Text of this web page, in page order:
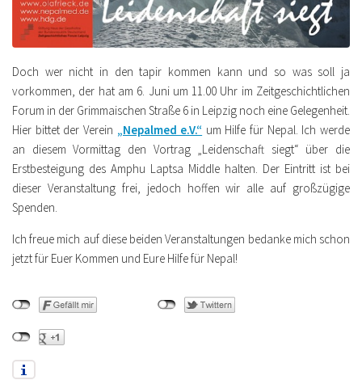
Doch wer nicht in den tapir kommen kann und so was soll ja
vorkommen, der hat am 6. Juni um 11.00 Uhr im Zeitgeschichtlichen
Forum in der Grimmaischen Straße 6 in Leipzig noch eine Gelegenheit.
Hier bittet der Verein „Nepalmed e.V.“ um Hilfe für Nepal. Ich werde
an diesem Vormittag den Vortrag „Leidenschaft siegt“ über die
Erstbesteigung des Amphu Laptsa Middle halten. Der Eintritt ist bei
dieser Veranstaltung frei, jedoch hoffen wir alle auf großzügige
Spenden.
Ich freue mich auf diese beiden Veranstaltungen bedanke mich schon
jetzt für Euer Kommen und Eure Hilfe für Nepal!